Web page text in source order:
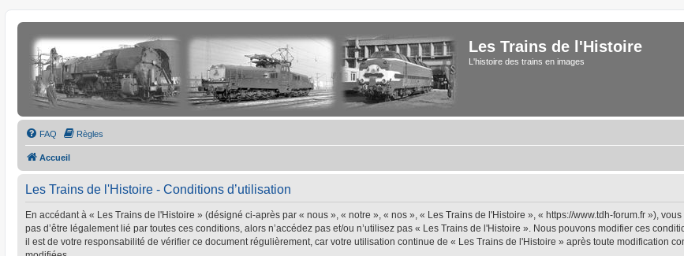
Les Trains de l'Histoire
L'histoire des trains en images
FAQ Règles
Accueil
Les Trains de l'Histoire - Conditions d’utilisation
En accédant à « Les Trains de l'Histoire » (désigné ci-après par « nous », « notre », « nos », « Les Trains de l'Histoire », « https://www.tdh-forum.fr »),
pas d’être légalement lié par toutes ces conditions, alors n’accédez pas et/ou n’utilisez pas « Les Trains de l'Histoire ». Nous pouvons modifier ces
il est de votre responsabilité de vérifier ce document régulièrement, car votre utilisation continue de « Les Trains de l'Histoire » après toute modification